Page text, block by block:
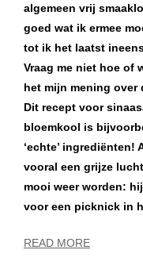
algemeen vrij
goed wat ik ermee
tot ik het laatst
Vraag me niet hoe of
het mijn mening over
Dit recept voor
bloemkool is
‘echte’
vooral een grijze
mooi weer worden:
voor een picknick in
READ MORE